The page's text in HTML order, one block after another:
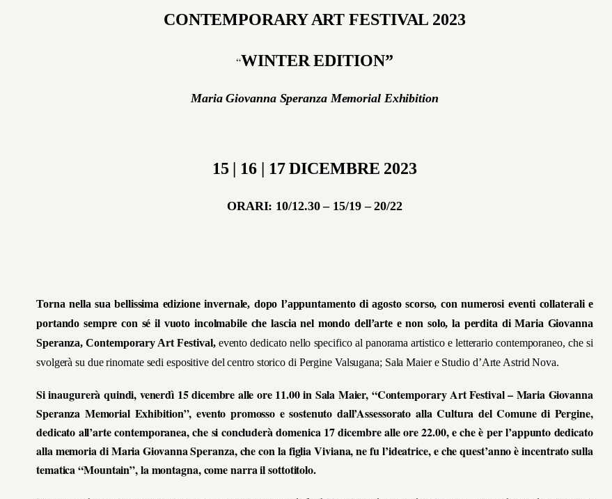
CONTEMPORARY ART FESTIVAL 2023
“WINTER EDITION”
Maria Giovanna Speranza Memorial Exhibition
15 | 16 | 17 DICEMBRE 2023
ORARI: 10/12.30 – 15/19 – 20/22
Torna nella sua bellissima edizione invernale, dopo l’appuntamento di agosto scorso, con numerosi eventi collaterali e
portando sempre con sé il vuoto incolmabile che lascia nel mondo dell’arte e non solo, la perdita di Maria Giovanna
Speranza, Contemporary Art Festival,evento dedicato nello specifico al panorama artistico e letterario contemporaneo, che si
svolgerà su due rinomate sedi espositive del centro storico di Pergine Valsugana; Sala Maier e Studio d’Arte Astrid Nova.
Si inaugurerà quindi, venerdì 15 dicembre alle ore 11.00 in Sala Maier, “Contemporary Art Festival – Maria Giovanna
Speranza Memorial Exhibition”, evento promosso e sostenuto dall’Assessorato alla Cultura del Comune di Pergine,
dedicato all’arte contemporanea, che si concluderà domenica 17 dicembre alle ore 22.00, e che è per l’appunto dedicato
alla memoria di Maria Giovanna Speranza, che con la figlia Viviana, ne fu l’ideatrice, e che quest’anno è incentrato sulla
tematica “Mountain”, la montagna, come narra il sottotitolo.